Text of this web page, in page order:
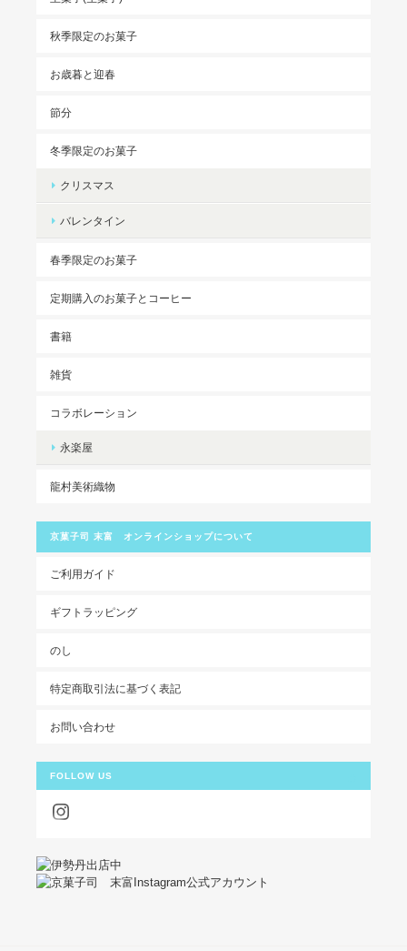
秋季限定のお菓子
お歳暮と迎春
節分
冬季限定のお菓子
クリスマス
バレンタイン
春季限定のお菓子
定期購入のお菓子とコーヒー
書籍
雑貨
コラボレーション
永楽屋
龍村美術織物
京菓子司 末富 オンラインショップについて
ご利用ガイド
ギフトラッピング
のし
特定商取引法に基づく表記
お問い合わせ
FOLLOW US